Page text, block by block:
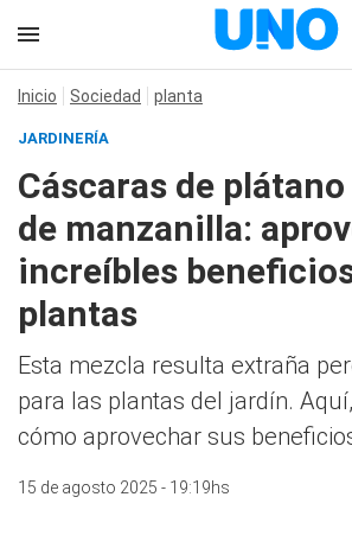
Inicio Sociedad planta
JARDINERÍA
Cáscaras de
de manzanilla:
increíbles
plantas
Esta mezcla resulta extraña
para las plantas del jardín.
cómo aprovechar sus
15 de agosto 2025 - 19:19hs